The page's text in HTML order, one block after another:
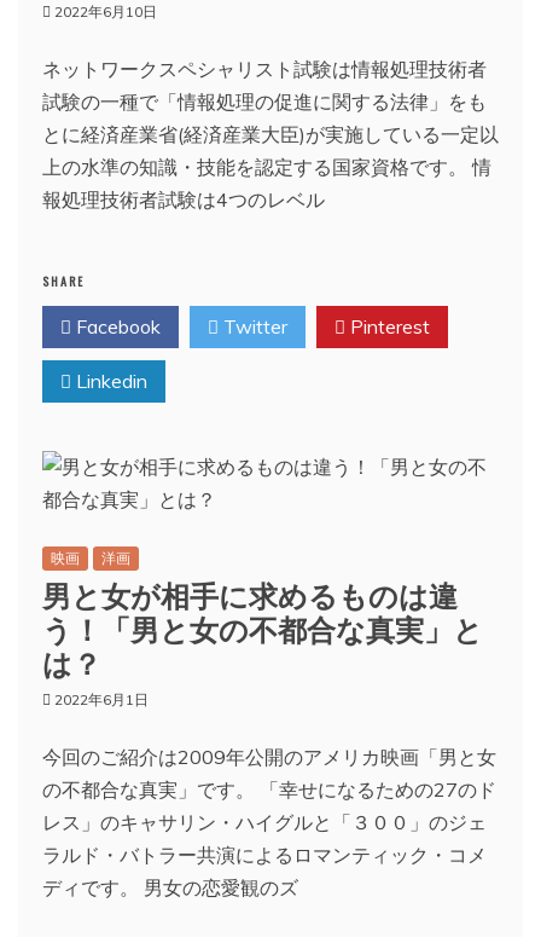
2022年6月10日
ネットワークスペシャリスト試験は情報処理技術者
試験の一種で「情報処理の促進に関する法律」をも
とに経済産業省(経済産業大臣)が実施している一定以
上の水準の知識・技能を認定する国家資格です。 情
報処理技術者試験は4つのレベル
SHARE
Facebook Twitter Pinterest
Linkedin
映画 洋画
男と女が相手に求めるものは違
う！「男と女の不都合な真実」と
は？
2022年6月1日
今回のご紹介は2009年公開のアメリカ映画「男と女
の不都合な真実」です。 「幸せになるための27のド
レス」のキャサリン・ハイグルと「３００」のジェ
ラルド・バトラー共演によるロマンティック・コメ
ディです。 男女の恋愛観のズ